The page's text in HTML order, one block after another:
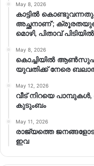
May 8, 2026
കാട്ടിൽ
അച്ഛനാണ്’;
മൊഴി, പിതാവ് പിടിയിൽ
May 8, 2026
കൊച്ചിയിൽ
യുവതിക്ക് നേരെ
May 12, 2026
വീട് നിറയെ
കുടുംബം
May 11, 2026
രാജ്യത്തെ
ഇവ